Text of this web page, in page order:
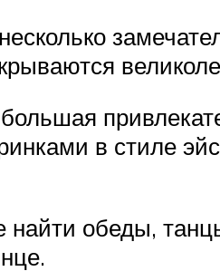
в стиле
обеды,